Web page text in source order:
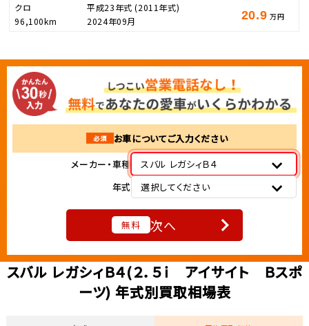
クロ 平成23年式(2011年式)
96,100km
2024年09月 20.9 万円
必須
お車についてご入力ください
メーカー・車種
スバル レガシィＢ４
年式
選択してください
無料 次へ
スバル レガシィＢ４(２．５ｉ アイサイト Ｂスポ
ーツ) 年式別買取相場表